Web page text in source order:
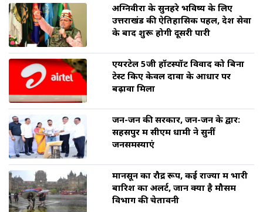
अग्निवीरों के सुनहरे भविष्य के लिए
उत्तराखंड की ऐतिहासिक पहल, देश सेवा
के बाद शुरू होगी दूसरी पारी
एयरटेल 5जी हॉटस्पॉट विवाद को बिना
टेस्ट किए केवल दावों के आधार पर
बढ़ावा मिला
जन-जन की सरकार, जन-जन के द्वार:
सहसपुर में सीएम धामी ने सुनीं
जनसमस्याएं
मानसून का रौद्र रूप, कई राज्यों में भारी
बारिश का अलर्ट, जानें क्या है मौसम
विभाग की चेतावनी